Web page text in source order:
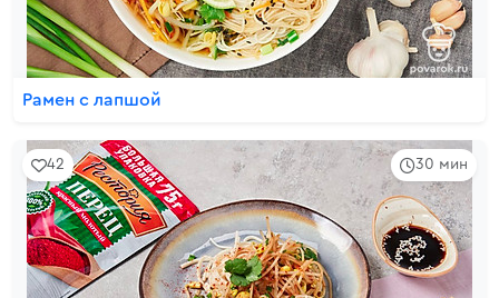
Рамен с лапшой
30 мин
42